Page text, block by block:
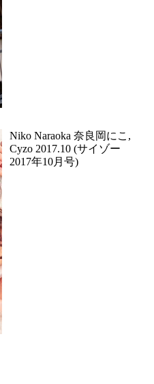
Niko Naraoka 奈良岡にこ,
Cyzo 2017.10 (サイゾー
2017年10月号)